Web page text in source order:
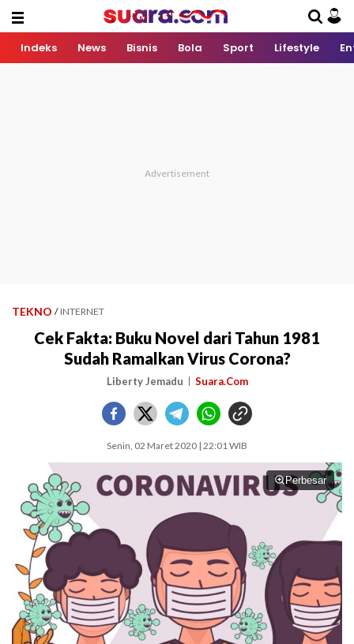
Indeks News Bisnis Bola Sport Lifestyle
TEKNO / INTERNET
Cek Fakta: Buku Novel dari Tahun 1981
Sudah Ramalkan Virus Corona?
Liberty Jemadu Suara.Com
Senin, 02 Maret 2020 | 22:01 WIB
Perbesar